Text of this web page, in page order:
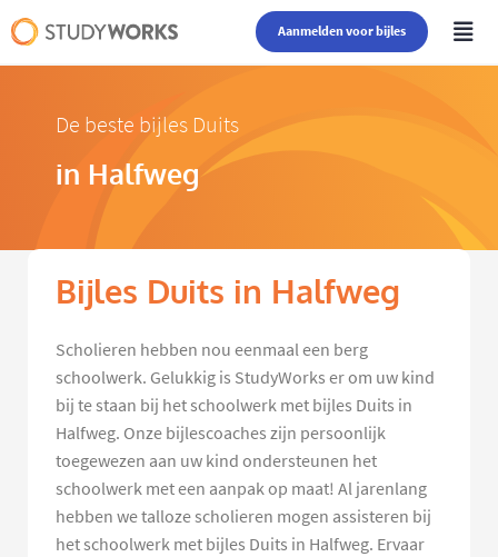
Aanmelden voor bijles
De beste bijles Duits
in Halfweg
Bijles Duits in Halfweg
Scholieren hebben nou eenmaal een berg
schoolwerk. Gelukkig is StudyWorks er om uw kind
bij te staan bij het schoolwerk met bijles Duits in
Halfweg. Onze bijlescoaches zijn persoonlijk
toegewezen aan uw kind ondersteunen het
schoolwerk met een aanpak op maat! Al jarenlang
hebben we talloze scholieren mogen assisteren bij
het schoolwerk met bijles Duits in Halfweg. Ervaar